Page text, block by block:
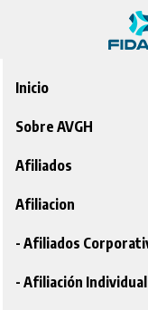
Inicio
Sobre AVGH
Afiliados
Afiliacion
- Afiliados
- Afiliación Individual